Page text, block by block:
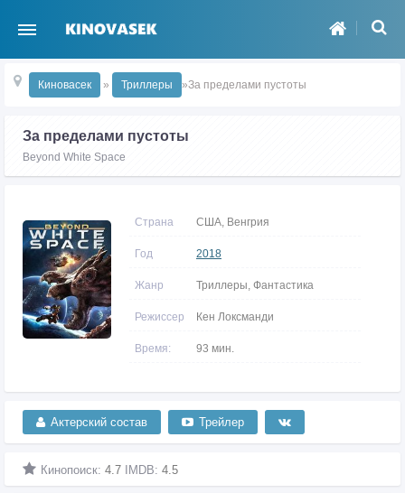
Киновасек » Триллеры »За пределами пустоты
За пределами пустоты
Beyond White Space
Страна США, Венгрия
Год 2018
Жанр Триллеры, Фантастика
Режиссер Кен Локсманди
Время: 93 мин.
Актерский состав Трейлер
Кинопоиск: 4.7 IMDB: 4.5